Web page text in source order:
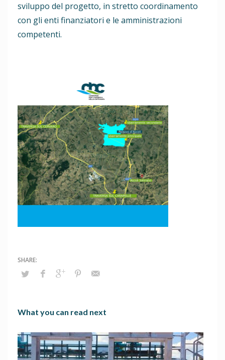
sviluppo del progetto, in stretto coordinamento
con gli enti finanziatori e le amministrazioni
competenti.
What you can read next